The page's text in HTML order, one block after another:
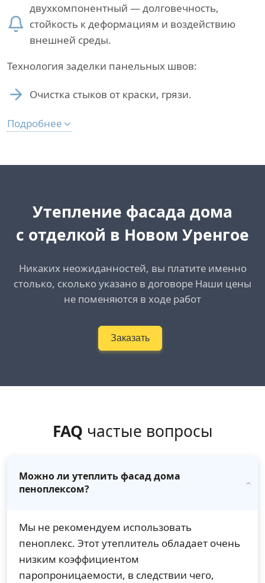
двухкомпонентный — долговечность,
стойкость к деформациям и воздействию
внешней среды.
Технология заделки панельных швов:
Очистка стыков от краски, грязи.
Подробнее
Утепление фасада дома
с отделкой в Новом Уренгое
Никаких неожиданностей, вы платите именно
столько, сколько указано в договоре Наши цены
не поменяются в ходе работ
Заказать
FAQ частые вопросы
Можно ли утеплить фасад дома
пеноплексом?
Мы не рекомендуем использовать
пеноплекс. Этот утеплитель обладает очень
низким коэффициентом
паропроницаемости, в следствии чего,